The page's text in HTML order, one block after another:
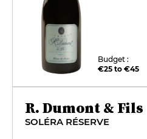
Budget :
€25 to €45
R. Dumont & Fils
SOLÉRA RÉSERVE